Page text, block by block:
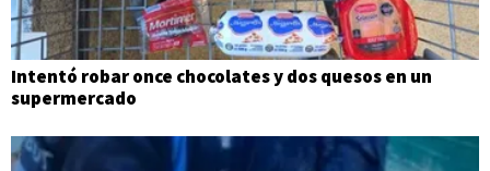
Intentó robar once chocolates y dos quesos en un
supermercado